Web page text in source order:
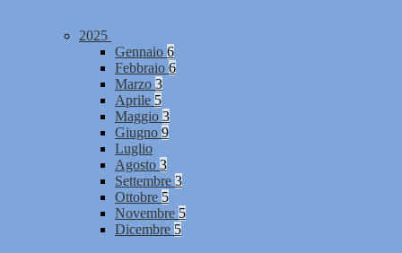
2025
Gennaio 6
Febbraio 6
Marzo 3
Aprile 5
Maggio 3
Giugno 9
Luglio
Agosto 3
Settembre 3
Ottobre 5
Novembre 5
Dicembre 5